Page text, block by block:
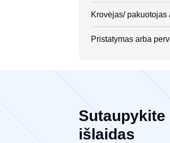
Krovėjas/
Pristatymas arba
išlaidas